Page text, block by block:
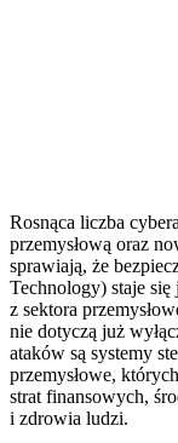
Rosnąca liczba
przemysłową oraz
sprawiają, że
Technology) staje
z sektora
nie dotyczą już
ataków są systemy
przemysłowe,
strat finansowych,
i zdrowia ludzi.